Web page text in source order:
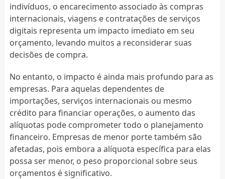
indivíduos, o encarecimento associado às compras
internacionais, viagens e contratações de serviços
digitais representa um impacto imediato em seu
orçamento, levando muitos a reconsiderar suas
decisões de compra.
No entanto, o impacto é ainda mais profundo para as
empresas. Para aquelas dependentes de
importações, serviços internacionais ou mesmo
crédito para financiar operações, o aumento das
alíquotas pode comprometer todo o planejamento
financeiro. Empresas de menor porte também são
afetadas, pois embora a alíquota específica para elas
possa ser menor, o peso proporcional sobre seus
orçamentos é significativo.